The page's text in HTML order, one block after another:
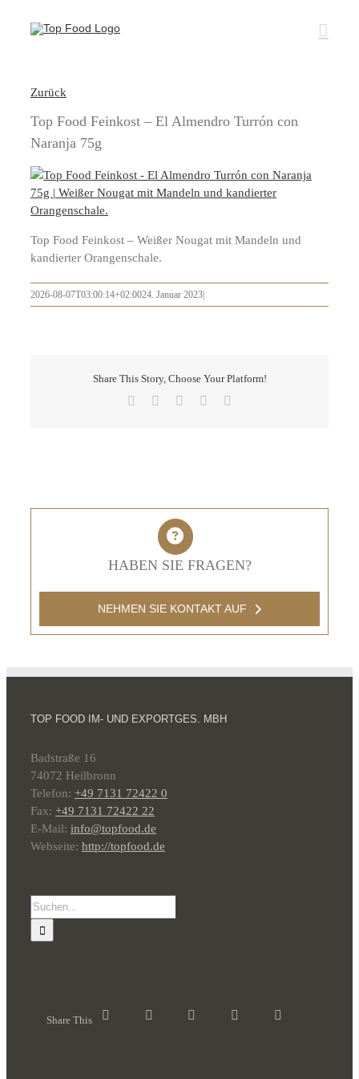
Inhalt
Zurück
Top Food Feinkost – El Almendro Turrón con
Naranja 75g
Top Food Feinkost – Weißer Nougat mit Mandeln und
kandierter Orangenschale.
2026-08-07T03:00:14+02:0024. Januar 2023
Share This Story, Choose Your Platform!
Facebook LinkedInPinterest
HABEN SIE FRAGEN?
NEHMEN SIE KONTAKT AUF
TOP FOOD IM- UND EXPORTGES. MBH
Badstraße 16
74072 Heilbronn
Telefon: +49 7131 72422 0
Fax: +49 7131 72422 22
E-Mail: info@topfood.de
Webseite: http://topfood.de
Suche
nach:
Share This